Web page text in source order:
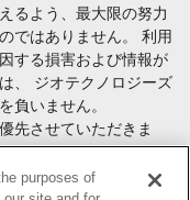
るよう、最大限の努力
ではありません。 利用
する損害および情報が
、 ジオテクノロジーズ
負いません。
先させていただきま
ます）の際には、内容
purposes of